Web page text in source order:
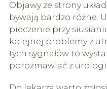
Objawy ze strony
bywają bardzo różne.
pieczenie przy
kolejnej problemy z
tych sygnałów to
porozmawiać z